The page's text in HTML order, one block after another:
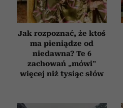
Jak rozpoznać, że ktoś
ma pieniądze od
niedawna? Te 6
zachowań „mówi”
więcej niż tysiąc słów